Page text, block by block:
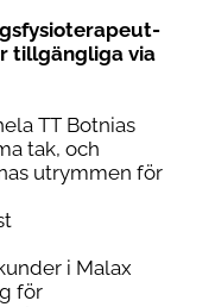
tillgängliga via
TT Botnias
tak, och
utrymmen för
i Malax
för